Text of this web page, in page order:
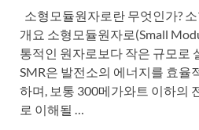
소형모듈원자로란 무엇인가?
개요 소형모듈원자로(Small
통적인 원자로보다 작은 규모로
SMR은 발전소의 에너지를 효율
하며, 보통 300메가와트 이하의
로 이해될 …